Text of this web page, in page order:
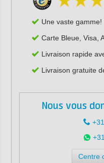
Une vaste gamme!
Carte Bleue, Visa,
Livraison rapide
Livraison gratuite
Nous vous
Centre